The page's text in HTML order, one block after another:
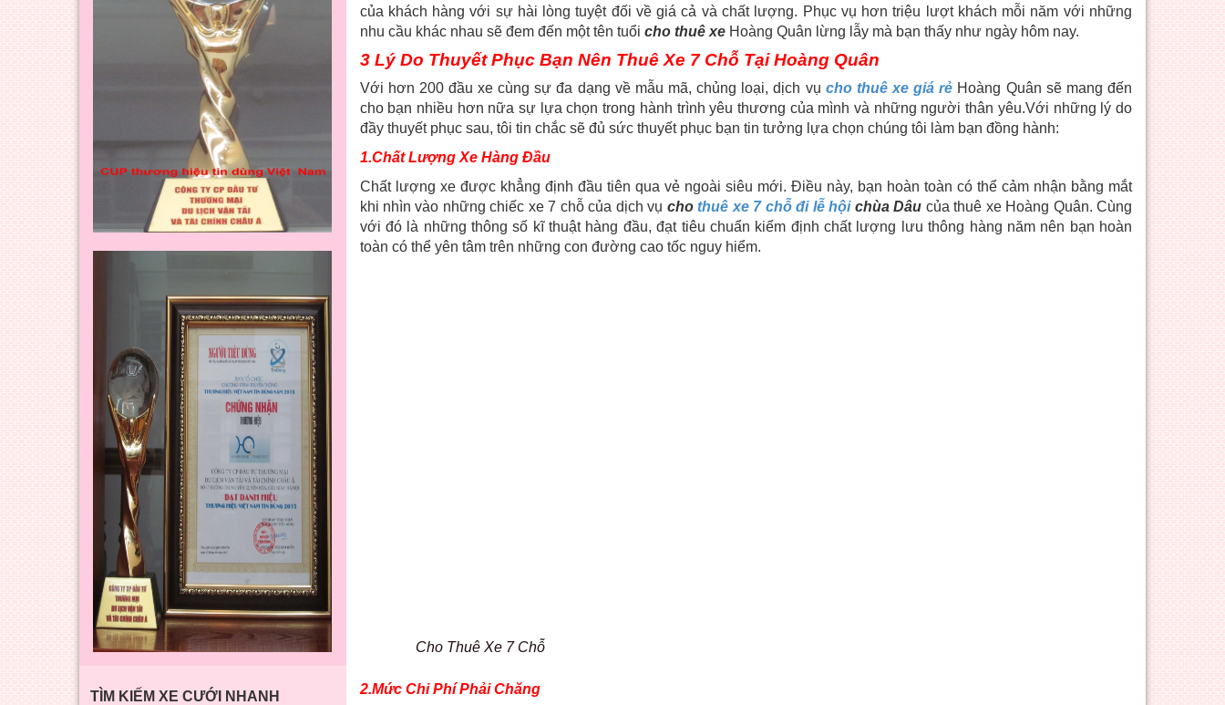
TÌM KIẾM XE CƯỚI NHANH
của khách hàng với sự hài lòng tuyệt đối về giá cả và chất lượng. Phục vụ hơn triệu lượt khách mỗi năm với những
nhu cầu khác nhau sẽ đem đến một tên tuổi cho thuê xeHoàng Quân lừng lẫy mà bạn thấy như ngày hôm nay.
3 Lý Do Thuyết Phục Bạn Nên Thuê Xe 7 Chỗ Tại Hoàng Quân
Với hơn 200 đầu xe cùng sự đa dạng về mẫu mã, chủng loại, dịch vụ cho thuê xe giá rẻ Hoàng Quân sẽ mang đến
cho bạn nhiều hơn nữa sự lựa chọn trong hành trình yêu thương của mình và những người thân yêu.Với những lý do
đầy thuyết phục sau, tôi tin chắc sẽ đủ sức thuyết phục bạn tin tưởng lựa chọn chúng tôi làm bạn đồng hành:
1.Chất Lượng Xe Hàng Đầu
Chất lượng xe được khẳng định đầu tiên qua vẻ ngoài siêu mới. Điều này, bạn hoàn toàn có thể cảm nhận bằng mắt
khi nhìn vào những chiếc xe 7 chỗ của dịch vụ chothuê xe 7 chỗ đi lễ hộichùa Dâu của thuê xe Hoàng Quân. Cùng
với đó là những thông số kĩ thuật hàng đầu, đạt tiêu chuẩn kiểm định chất lượng lưu thông hàng năm nên bạn hoàn
toàn có thể yên tâm trên những con đường cao tốc nguy hiểm.
Cho Thuê Xe 7 Chỗ
2.Mức Chi Phí Phải Chăng